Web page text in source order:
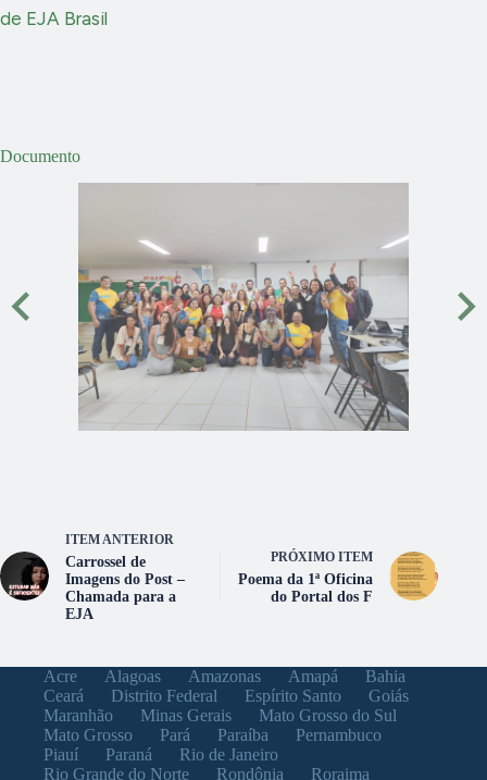
Documento
de EJA Brasil
ITEM ANTERIOR
Carrossel de
Imagens do Post –
Chamada para a
EJA
PRÓXIMO ITEM
Poema da 1ª Oficina
do Portal dos F
Acre Alagoas Amazonas Amapá
Bahia
Ceará
Distrito Federal Espírito Santo
Goiás
Maranhão
Minas Gerais
Mato Grosso do Sul
Mato Grosso
Pará Paraíba
Pernambuco
Piauí
Paraná
Rio de Janeiro
Rio Grande do Norte
Rondônia Roraima